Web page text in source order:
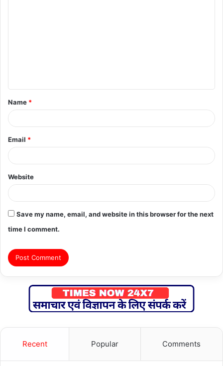
t
*
Name *
Email *
Website
Save my name, email, and website in this browser for the next
time I comment.
Recent Popular Comments